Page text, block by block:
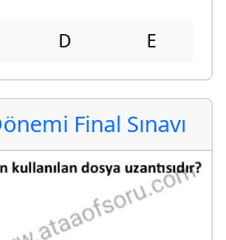
D E
Final Sınavı